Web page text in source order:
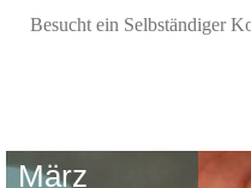
Besucht ein Selbständiger
März